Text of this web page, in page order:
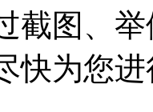
截图、
快为您